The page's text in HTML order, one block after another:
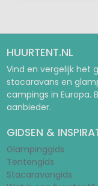
HUURTENT.NL
Vind en vergelijk het
stacaravans en
campings in Europa.
aanbieder.
GIDSEN &
Glampinggids
Tentengids
Stacaravangids